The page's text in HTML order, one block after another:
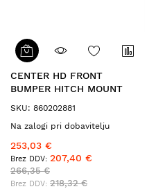
CENTER HD FRONT
BUMPER HITCH MOUNT
SKU: 860202881
Na zalogi pri dobavitelju
253,03 €
207,40 €
266,35 €
218,32 €